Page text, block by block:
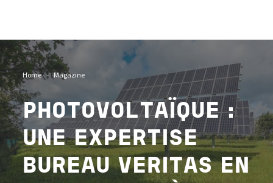
Image
Home Magazine
PHOTOVOLTAÏQUE :
UNE EXPERTISE
BUREAU VERITAS EN